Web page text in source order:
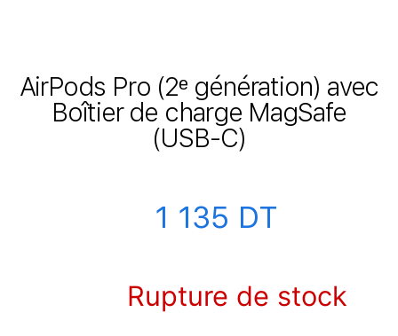
AirPods Pro (2ᵉ génération) avec
Boîtier de charge MagSafe
(USB‑C)
1 135 DT
Rupture de stock